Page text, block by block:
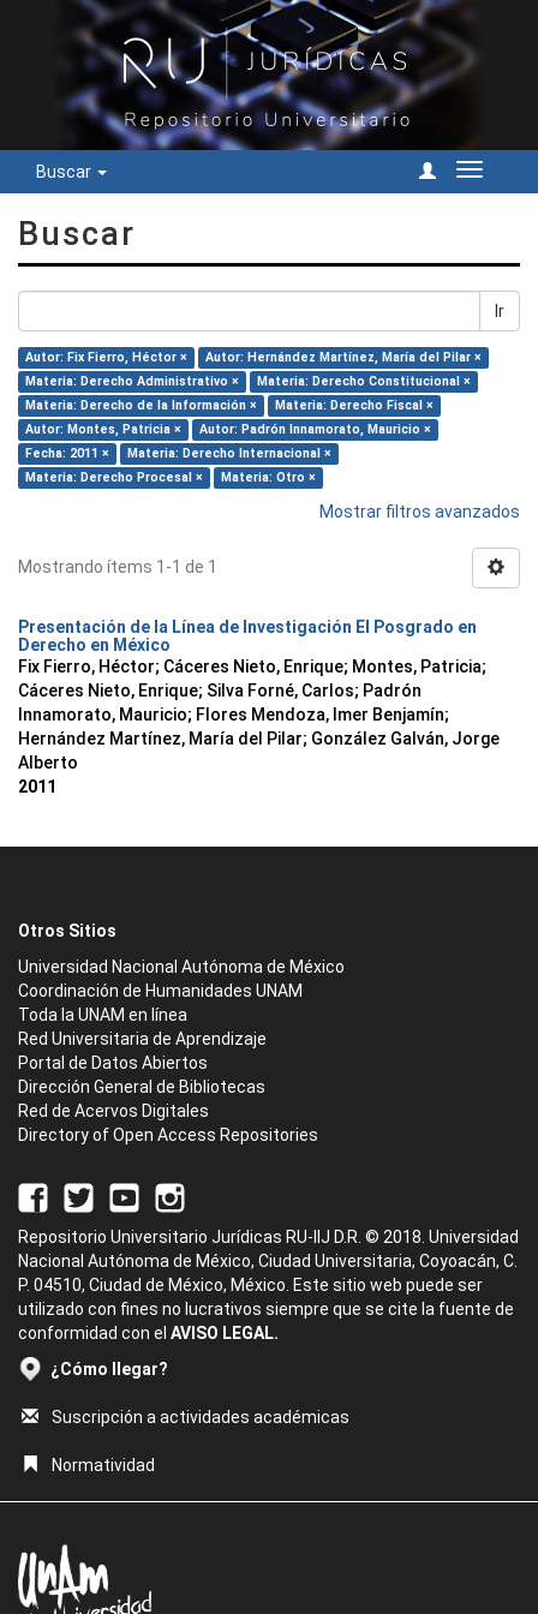
Buscar
Cambiar
Buscar
Ir
Autor: Fix Fierro, Héctor ×
Autor: Hernández Martínez, María del Pilar ×
Materia: Derecho Administrativo ×
Materia: Derecho Constitucional ×
Materia: Derecho de la Información ×
Materia: Derecho Fiscal ×
Autor: Montes, Patricia ×
Autor: Padrón Innamorato, Mauricio ×
Fecha: 2011 ×
Materia: Derecho Internacional ×
Materia: Derecho Procesal ×
Materia: Otro ×
Mostrar filtros avanzados
Mostrando ítems 1-1 de 1
Presentación de la Línea de Investigación El Posgrado en
Derecho en México
Fix Fierro, Héctor; Cáceres Nieto, Enrique; Montes, Patricia;
Cáceres Nieto, Enrique; Silva Forné, Carlos; Padrón
Innamorato, Mauricio; Flores Mendoza, Imer Benjamín;
Hernández Martínez, María del Pilar; González Galván, Jorge
Alberto
2011
Otros Sitios
Universidad Nacional Autónoma de México
Coordinación de Humanidades UNAM
Toda la UNAM en línea
Red Universitaria de Aprendizaje
Portal de Datos Abiertos
Dirección General de Bibliotecas
Red de Acervos Digitales
Directory of Open Access Repositories
Repositorio Universitario Jurídicas RU-IIJ D.R. © 2018. Universidad
Nacional Autónoma de México, Ciudad Universitaria, Coyoacán, C.
P. 04510, Ciudad de México, México. Este sitio web puede ser
utilizado con fines no lucrativos siempre que se cite la fuente de
conformidad con el AVISO LEGAL.
¿Cómo llegar?
Suscripción a actividades académicas
Normatividad